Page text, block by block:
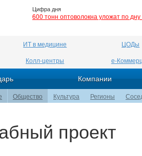
Цифра дня
600 тонн оптоволокна уложат по
ИТ в медицине ЦОДы
Колл-центры е-
Компании
Общество Культура Регионы
проект